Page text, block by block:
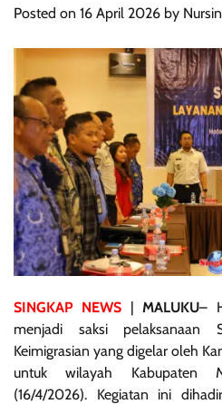
Posted on 16 April 2026 by Nursin
SINGKAP NEWS | MALUKU–
menjadi saksi pelaksanaan
Keimigrasian yang digelar oleh
untuk wilayah Kabupaten
(16/4/2026). Kegiatan ini